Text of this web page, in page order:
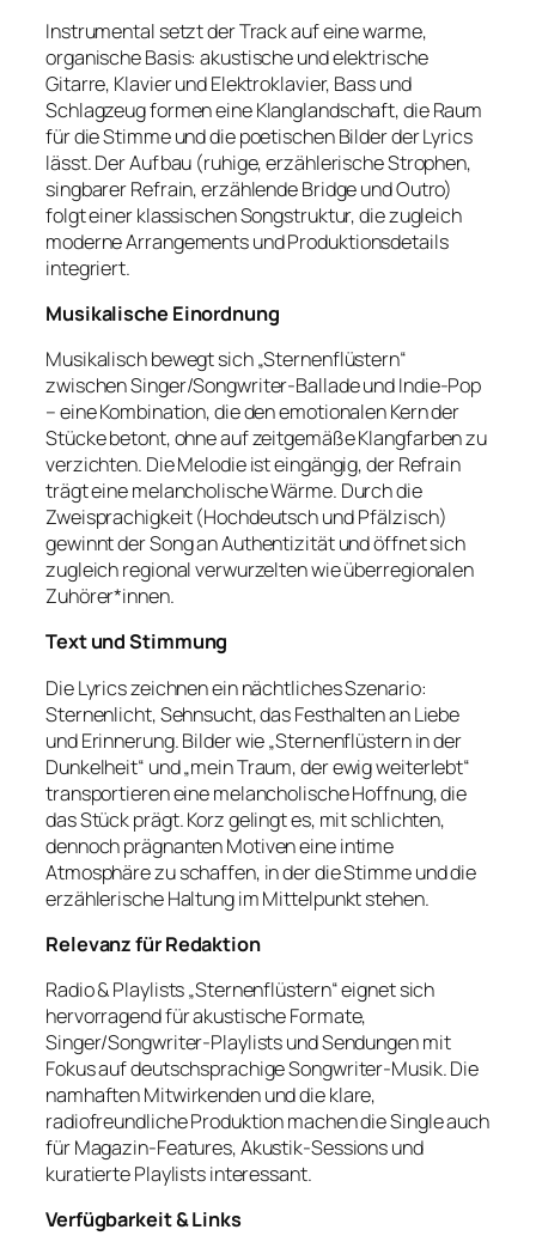
Instrumental setzt der Track auf eine warme,
organische Basis: akustische und elektrische
Gitarre, Klavier und Elektroklavier, Bass und
Schlagzeug formen eine Klanglandschaft, die Raum
für die Stimme und die poetischen Bilder der Lyrics
lässt. Der Aufbau (ruhige, erzählerische Strophen,
singbarer Refrain, erzählende Bridge und Outro)
folgt einer klassischen Songstruktur, die zugleich
moderne Arrangements und Produktionsdetails
integriert.
Musikalische Einordnung
Musikalisch bewegt sich „Sternenflüstern“
zwischen Singer/Songwriter‑Ballade und Indie‑Pop
– eine Kombination, die den emotionalen Kern der
Stücke betont, ohne auf zeitgemäße Klangfarben zu
verzichten. Die Melodie ist eingängig, der Refrain
trägt eine melancholische Wärme. Durch die
Zweisprachigkeit (Hochdeutsch und Pfälzisch)
gewinnt der Song an Authentizität und öffnet sich
zugleich regional verwurzelten wie überregionalen
Zuhörer*innen.
Text und Stimmung
Die Lyrics zeichnen ein nächtliches Szenario:
Sternenlicht, Sehnsucht, das Festhalten an Liebe
und Erinnerung. Bilder wie „Sternenflüstern in der
Dunkelheit“ und „mein Traum, der ewig weiterlebt“
transportieren eine melancholische Hoffnung, die
das Stück prägt. Korz gelingt es, mit schlichten,
dennoch prägnanten Motiven eine intime
Atmosphäre zu schaffen, in der die Stimme und die
erzählerische Haltung im Mittelpunkt stehen.
Relevanz für Redaktion
Radio & Playlists „Sternenflüstern“ eignet sich
hervorragend für akustische Formate,
Singer/Songwriter‑Playlists und Sendungen mit
Fokus auf deutschsprachige Songwriter‑Musik. Die
namhaften Mitwirkenden und die klare,
radiofreundliche Produktion machen die Single auch
für Magazin‑Features, Akustik‑Sessions und
kuratierte Playlists interessant.
Verfügbarkeit & Links